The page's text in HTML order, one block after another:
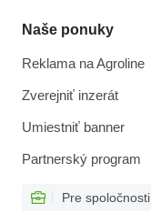
Naše ponuky
Reklama na Agroline
Zverejniť inzerát
Umiestniť banner
Partnerský program
Pre spoločnosti